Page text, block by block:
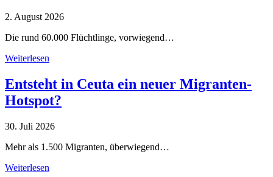
2. August 2026
Die rund 60.000 Flüchtlinge, vorwiegend…
Weiterlesen
Entsteht in Ceuta ein neuer Migranten-
Hotspot?
30. Juli 2026
Mehr als 1.500 Migranten, überwiegend…
Weiterlesen